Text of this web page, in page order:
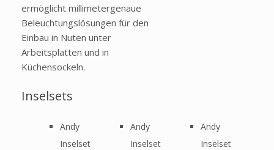
ermöglicht millimetergenaue
Beleuchtungslösungen für den
Einbau in Nuten unter
Arbeitsplatten und in
Küchensockeln.
Inselsets
Andy
Inselset
Andy
Inselset
Andy
Inselset